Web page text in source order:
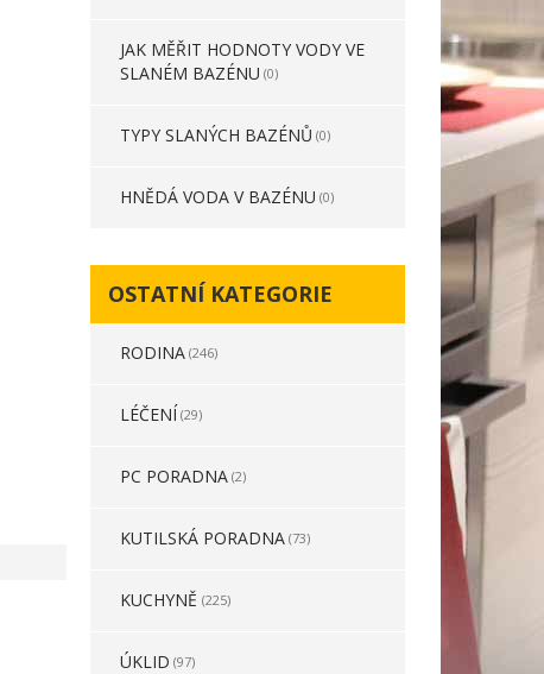
JAK MĚŘIT HODNOTY VODY VE
SLANÉM BAZÉNU (0)
TYPY SLANÝCH BAZÉNŮ (0)
HNĚDÁ VODA V BAZÉNU (0)
OSTATNÍ KATEGORIE
RODINA (246)
LÉČENÍ (29)
PC PORADNA (2)
KUTILSKÁ PORADNA (73)
KUCHYNĚ (225)
ÚKLID (97)